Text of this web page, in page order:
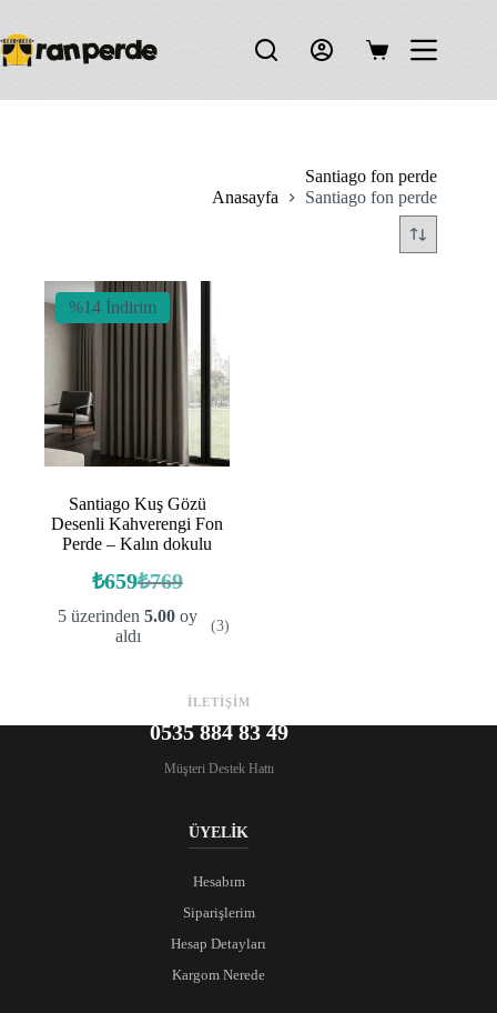
content
Shopping
Santiago fon perde
Anasayfa
Santiago fon perde
%14 İndirim
Santiago Kuş Gözü
Desenli Kahverengi Fon
Perde – Kalın dokulu
₺769
Orijinal
fiyat:
₺769.
₺659Şu
andaki
fiyat:
5 üzerinden5.00 oy
aldı
(3)
İLETİŞİM
0535 884 83 49
Müşteri Destek Hattı
ÜYELİK
Hesabım
Siparişlerim
Hesap Detayları
Kargom Nerede